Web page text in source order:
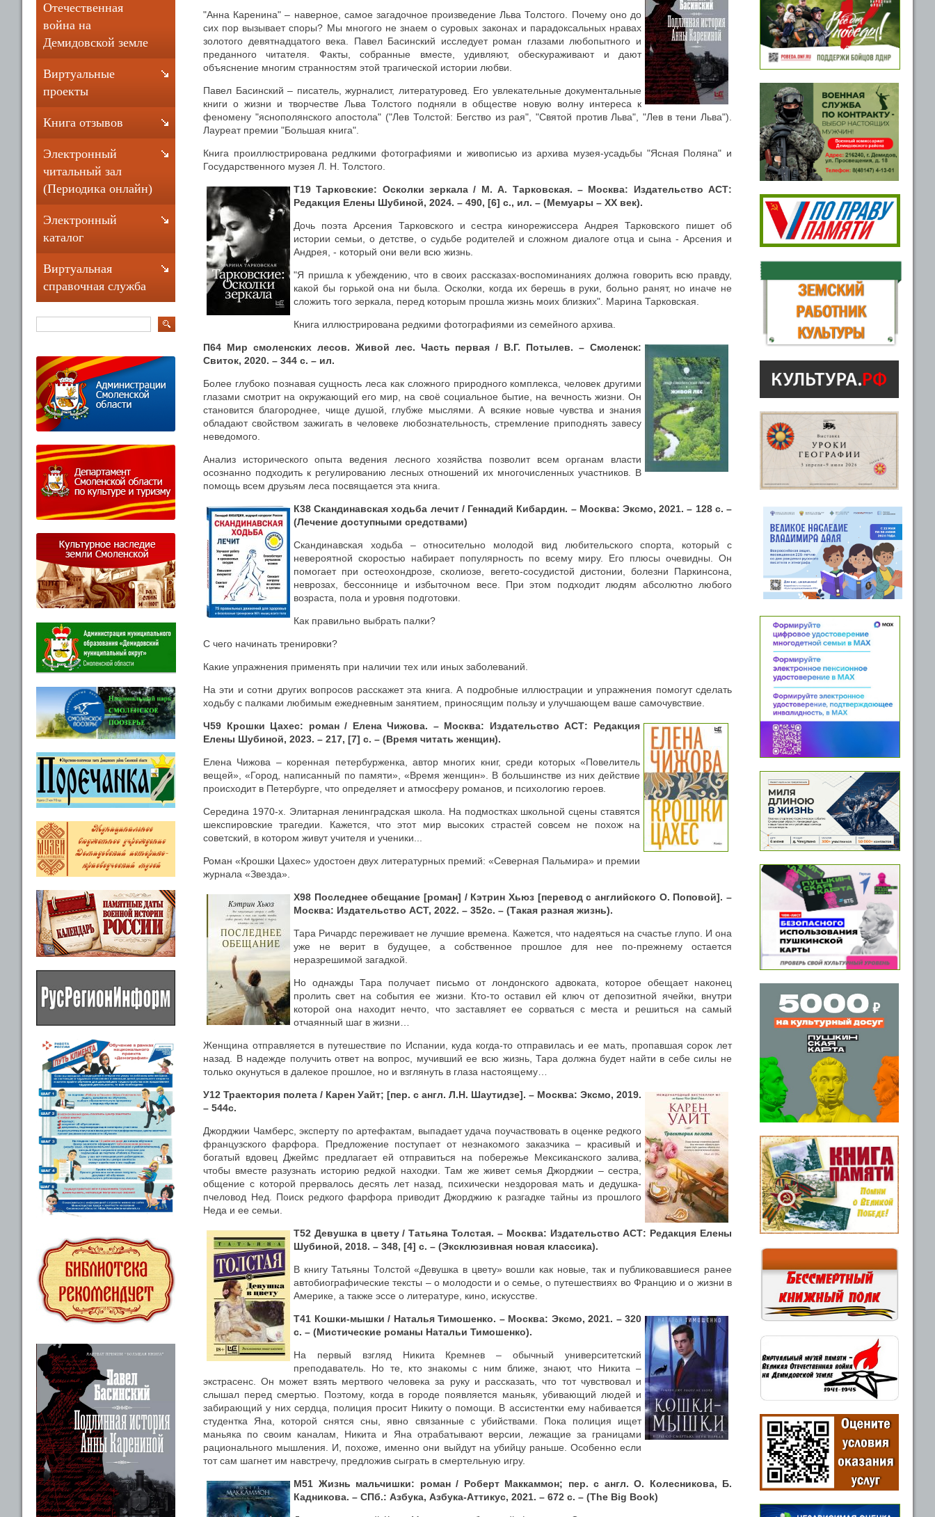
"Анна Каренина" – наверное, самое загадочное произведение Льва Толстого. Почему оно до
сих пор вызывает споры? Мы многого не знаем о суровых законах и парадоксальных нравах
золотого девятнадцатого века. Павел Басинский исследует роман глазами любопытного и
преданного читателя. Факты, собранные вместе, удивляют, обескураживают и дают
объяснение многим странностям этой трагической истории любви.
Павел Басинский – писатель, журналист, литературовед. Его увлекательные документальные
книги о жизни и творчестве Льва Толстого подняли в обществе новую волну интереса к
феномену "яснополянского апостола" ("Лев Толстой: Бегство из рая", "Святой против Льва", "Лев в тени Льва").
Лауреат премии "Большая книга".
Книга проиллюстрирована редлкими фотографиями и живописью из архива музея-усадьбы "Ясная Поляна" и
Государственного музея Л. Н. Толстого.
Т19 Тарковские: Осколки зеркала / М. А. Тарковская. – Москва: Издательство АСТ:
Редакция Елены Шубиной, 2024. – 490, [6] с., ил. – (Мемуары – XX век).
Дочь поэта Арсения Тарковского и сестра кинорежиссера Андрея Тарковского пишет об
истории семьи, о детстве, о судьбе родителей и сложном диалоге отца и сына - Арсения и
Андрея, - который они вели всю жизнь.
"Я пришла к убеждению, что в своих рассказах-воспоминаниях должна говорить всю правду,
какой бы горькой она ни была. Осколки, когда их берешь в руки, больно ранят, но иначе не
сложить того зеркала, перед которым прошла жизнь моих близких". Марина Тарковская.
Книга иллюстрирована редкими фотографиями из семейного архива.
П64 Мир смоленских лесов. Живой лес. Часть первая / В.Г. Потылев. – Смоленск:
Свиток, 2020. – 344 с. – ил.
Более глубоко познавая сущность леса как сложного природного комплекса, человек другими
глазами смотрит на окружающий его мир, на своё социальное бытие, на вечность жизни. Он
становится благороднее, чище душой, глубже мыслями. А всякие новые чувства и знания
обладают свойством зажигать в человеке любознательность, стремление приподнять завесу
неведомого.
Анализ исторического опыта ведения лесного хозяйства позволит всем органам власти
осознанно подходить к регулированию лесных отношений их многочисленных участников. В
помощь всем друзьям леса посвящается эта книга.
К38 Скандинавская ходьба лечит / Геннадий Кибардин. – Москва: Эксмо, 2021. – 128 с. –
(Лечение доступными средствами)
Скандинавская ходьба – относительно молодой вид любительского спорта, который с
невероятной скоростью набирает популярность по всему миру. Его плюсы очевидны. Он
помогает при остеохондрозе, сколиозе, вегето-сосудистой дистонии, болезни Паркинсона,
неврозах, бессоннице и избыточном весе. При этом подходит людям абсолютно любого
возраста, пола и уровня подготовки.
Как правильно выбрать палки?
С чего начинать тренировки?
Какие упражнения применять при наличии тех или иных заболеваний.
На эти и сотни других вопросов расскажет эта книга. А подробные иллюстрации и упражнения помогут сделать
ходьбу с палками любимым ежедневным занятием, приносящим пользу и улучшающем ваше самочувствие.
Ч59 Крошки Цахес: роман / Елена Чижова. – Москва: Издательство АСТ: Редакция
Елены Шубиной, 2023. – 217, [7] с. – (Время читать женщин).
Елена Чижова – коренная петербурженка, автор многих книг, среди которых «Повелитель
вещей», «Город, написанный по памяти», «Время женщин». В большинстве из них действие
происходит в Петербурге, что определяет и атмосферу романов, и психологию героев.
Середина 1970-х. Элитарная ленинградская школа. На подмостках школьной сцены ставятся
шекспировские трагедии. Кажется, что этот мир высоких страстей совсем не похож на
советский, в котором живут учителя и ученики...
Роман «Крошки Цахес» удостоен двух литературных премий: «Северная Пальмира» и премии
журнала «Звезда».
Х98 Последнее обещание [роман] / Кэтрин Хьюз [перевод с английского О. Поповой]. –
Москва: Издательство АСТ, 2022. – 352c. – (Такая разная жизнь).
Тара Ричардс переживает не лучшие времена. Кажется, что надеяться на счастье глупо. И она
уже не верит в будущее, а собственное прошлое для нее по-прежнему остается
неразрешимой загадкой.
Но однажды Тара получает письмо от лондонского адвоката, которое обещает наконец
пролить свет на события ее жизни. Кто-то оставил ей ключ от депозитной ячейки, внутри
которой она находит нечто, что заставляет ее сорваться с места и решиться на самый
отчаянный шаг в жизни…
Женщина отправляется в путешествие по Испании, куда когда-то отправилась и ее мать, пропавшая сорок лет
назад. В надежде получить ответ на вопрос, мучивший ее всю жизнь, Тара должна будет найти в себе силы не
только окунуться в далекое прошлое, но и взглянуть в глаза настоящему…
У12 Траектория полета / Карен Уайт; [пер. с англ. Л.Н. Шаутидзе]. – Москва: Эксмо, 2019.
– 544с.
Джорджии Чамберс, эксперту по артефактам, выпадает удача поучаствовать в оценке редкого
французского фарфора. Предложение поступает от незнакомого заказчика – красивый и
богатый вдовец Джеймс предлагает ей отправиться на побережье Мексиканского залива,
чтобы вместе разузнать историю редкой находки. Там же живет семья Джорджии – сестра,
общение с которой прервалось десять лет назад, психически нездоровая мать и дедушка-
пчеловод Нед. Поиск редкого фарфора приводит Джорджию к разгадке тайны из прошлого
Неда и ее семьи.
Т52 Девушка в цвету / Татьяна Толстая. – Москва: Издательство АСТ: Редакция Елены
Шубиной, 2018. – 348, [4] с. – (Эксклюзивная новая классика).
В книгу Татьяны Толстой «Девушка в цвету» вошли как новые, так и публиковавшиеся ранее
автобиографические тексты – о молодости и о семье, о путешествиях во Францию и о жизни в
Америке, а также эссе о литературе, кино, искусстве.
Т41 Кошки-мышки / Наталья Тимошенко. – Москва: Эксмо, 2021. – 320
с. – (Мистические романы Натальи Тимошенко).
На первый взгляд Никита Кремнев – обычный университетский
преподаватель. Но те, кто знакомы с ним ближе, знают, что Никита –
экстрасенс. Он может взять мертвого человека за руку и рассказать, что тот чувствовал и
слышал перед смертью. Поэтому, когда в городе появляется маньяк, убивающий людей и
забирающий у них сердца, полиция просит Никиту о помощи. В ассистентки ему набивается
студентка Яна, которой снятся сны, явно связанные с убийствами. Пока полиция ищет
маньяка по своим каналам, Никита и Яна отрабатывают версии, лежащие за границами
рационального мышления. И, похоже, именно они выйдут на убийцу раньше. Особенно если
тот сам шагнет им навстречу, предложив сыграть в смертельную игру.
М51 Жизнь мальчишки: роман / Роберт Маккаммон; пер. с англ. О. Колесникова, Б.
Кадникова. – СПб.: Азбука, Азбука-Аттикус, 2021. – 672 с. – (The Big Book)
Отечественная
война на
Демидовской земле
Виртуальные
проекты
Книга отзывов
Электронный
читальный зал
(Периодика онлайн)
Электронный
каталог
Виртуальная
справочная служба